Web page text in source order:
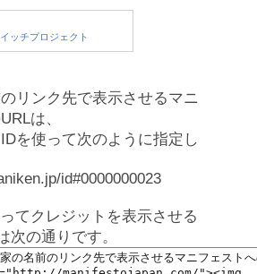
リンク先で表示させるマニ
は、
を使って次のように指定し
id#0000000023
てクレジットを表示させる
次の通りです。